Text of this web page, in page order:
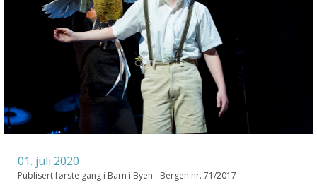
01. juli 2020
Publisert første gang i Barn i Byen - Bergen nr. 71/2017